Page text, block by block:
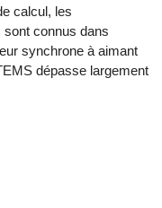
calcul, les
connus dans
synchrone à aimant
dépasse largement